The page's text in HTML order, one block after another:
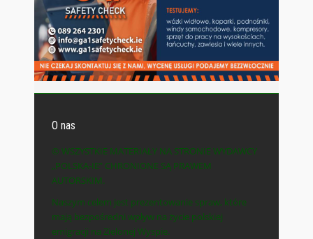
O nas
© WSZYSTKIE MATERIAŁY NA STRONIE WYDAWCY
„POLSKA-IE” CHRONIONE SĄ PRAWEM
AUTORSKIM.
Naszym celem jest prezentowanie spraw, które
mają bezpośredni wpływ na życie polskiej
emigracji na Zielonej Wyspie.